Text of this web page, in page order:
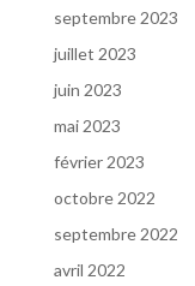
septembre 2023
juillet 2023
juin 2023
mai 2023
février 2023
octobre 2022
septembre 2022
avril 2022